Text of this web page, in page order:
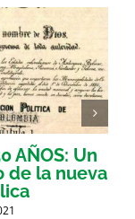
AÑOS: Un
de la nueva